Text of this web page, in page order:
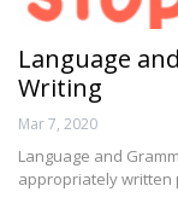
Language
Writing
Mar 7, 2020
Language and
appropriately